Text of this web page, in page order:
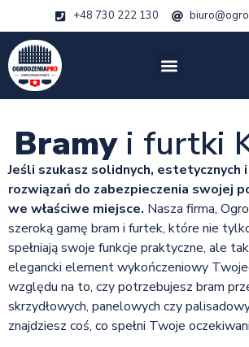
+48 730 222 130
Bramy i furtki
Jeśli szukasz solidnych, estetycznych
rozwiązań do zabezpieczenia swojej
we właściwe miejsce. Nasza firma,
szeroką gamę bram i furtek, które nie
spełniają swoje funkcje praktyczne, ale
elegancki element wykończeniowy
względu na to, czy potrzebujesz bram
skrzydłowych, panelowych czy
znajdziesz coś, co spełni Twoje